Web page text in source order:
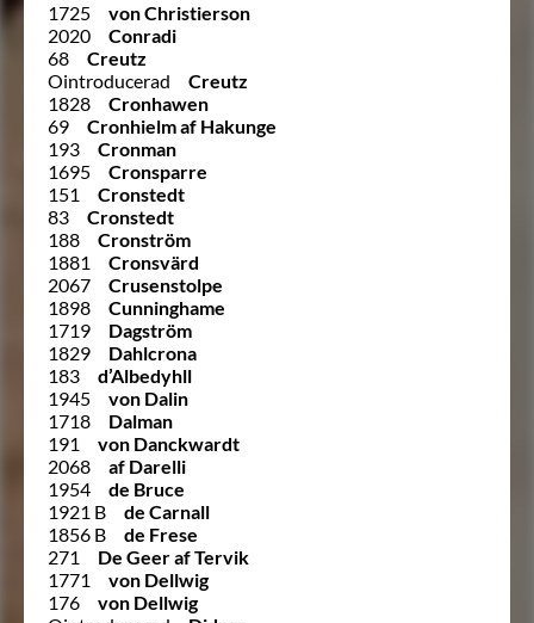
1725
von Christierson
2020
Conradi
68
Creutz
Ointroducerad
Creutz
1828
Cronhawen
69
Cronhielm af Hakunge
193
Cronman
1695
Cronsparre
151
Cronstedt
83
Cronstedt
188
Cronström
1881
Cronsvärd
2067
Crusenstolpe
1898
Cunninghame
1719
Dagström
1829
Dahlcrona
183
d’Albedyhll
1945
von Dalin
1718
Dalman
191
von Danckwardt
2068
af Darelli
1954
de Bruce
1921 B
de Carnall
1856 B
de Frese
271
De Geer af Tervik
1771
von Dellwig
176
von Dellwig